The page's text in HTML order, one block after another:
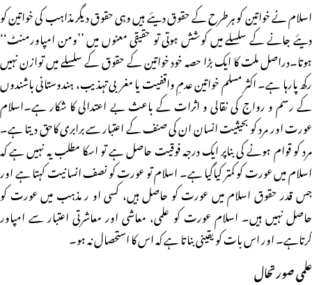
اسلام نے خواتین کو ہرطرح کے حقوق دیئے ہیں وہی حقوق دیگر مذاہب کی خواتین کو
دیئے جانے کے سلسلے میں کوشش ہوتی تو حقیقی معنوں میں ’’ومن امپاورمنٹ‘‘
ہوتا۔دراصل ملت کا ایک بڑا حصہ خود خواتین کے حقوق کے سلسلے میں توازن نہیں
رکھ پارہا ہے۔ اکثر مسلم خواتین عدمِ واقفیت یا مغربی تہذیب، ہندوستانی باشندوں
کے رسم و رواج کی نقالی و اثرات کے باعث بے اعتدالی کا شکار ہے۔اسلام
عورت اور مرد کو بحیثیت انسان ان کی صنف کے اعتبار سے برابری کاحق دیتا ہے۔
مرد کو قوام ہونے کی بناپر ایک درجہ فوقیت حاصل ہے تو اسکا مطلب یہ نہیں ہے کہ
اسلام میں عورت کو کمتر کیاگیا ہے۔ اسلام تو عورت کو نصف انسانیت کہتا ہے اور
جس قدر حقوق اسلام میں عورت کو حاصل ہیں، کسی او ر مذہب میں عورت کو
حاصل نہیں ہیں۔ اسلام عورت کو علمی، معاشی اور معاشرتی اعتبار سے امپاور
کرتاہے۔ اور اس بات کو یقینی بناتا ہے کہ اس کا استحصال نہ ہو۔
علمی صورتحال